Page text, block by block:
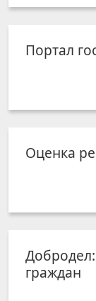
Портал
Оценка
граждан